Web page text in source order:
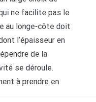
ne facilite pas le
au longe-côte doit
l’épaisseur en
de la
se déroule.
à prendre en